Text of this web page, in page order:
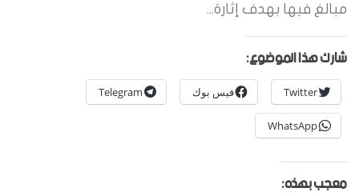
مبالغ فيها بهدف إثارة...
شارك هذا الموضوع:
Twitter فيس بوك Telegram
WhatsApp
معجب بهذه: